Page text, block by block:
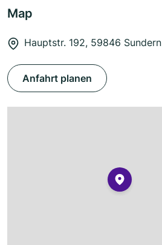
Map
Hauptstr. 192, 59846 Sundern
Anfahrt planen